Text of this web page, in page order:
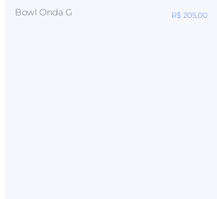
Bowl Onda G R$ 205,00